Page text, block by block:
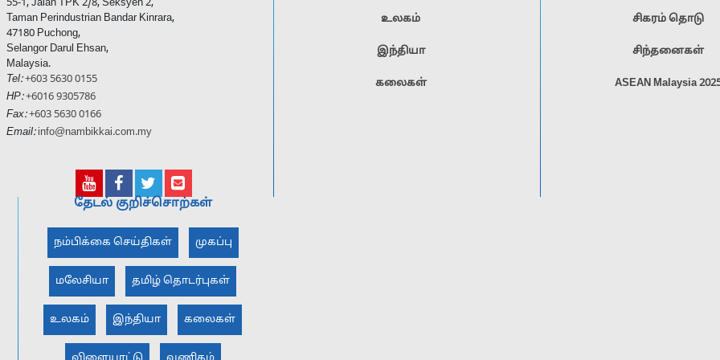
55-1, Jalan TPK 2/8, Seksyen 2,
Taman Perindustrian Bandar Kinrara,
47180 Puchong,
Selangor Darul Ehsan,
Malaysia.
Tel:+603 5630 0155
HP:+6016 9305786
Fax:+603 5630 0166
Email: info@nambikkai.com.my
உலகம்
இந்தியா
கலைகள்
சிகரம் தொடு
சிந்தனைகள்
ASEAN Malaysia
தேடல் குறிச்சொற்கள்
நம்பிக்கை செய்திகள் முகப்பு
மலேசியா தமிழ் தொடர்புகள்
உலகம் இந்தியா கலைகள்